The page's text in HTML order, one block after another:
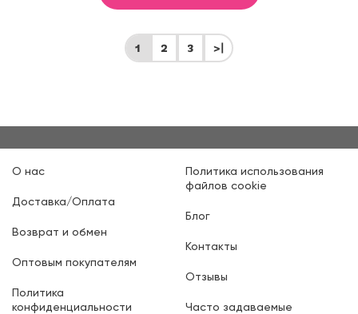
1 2 3 >|
О нас
Доставка/Оплата
Возврат и обмен
Оптовым покупателям
Политика
конфиденциальности
Политика использования
файлов cookie
Блог
Контакты
Отзывы
Часто задаваемые